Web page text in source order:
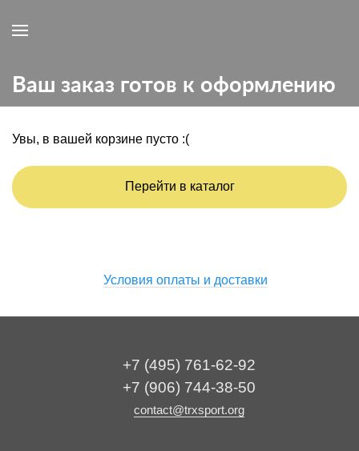
Ваш заказ готов к оформлению
Увы, в вашей корзине пусто :(
Перейти в каталог
Условия оплаты и доставки
+7 (495) 761-62-92
+7 (906) 744-38-50
contact@trxsport.org